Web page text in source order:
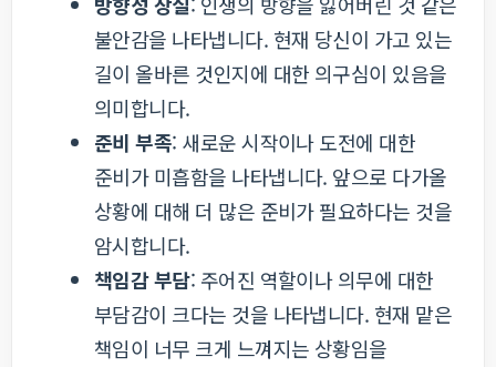
불안감을 나타냅니다. 현재 당신이 가고 있는
길이 올바른 것인지에 대한 의구심이 있음을
의미합니다.
준비 부족: 새로운 시작이나 도전에 대한
준비가 미흡함을 나타냅니다. 앞으로 다가올
상황에 대해 더 많은 준비가 필요하다는 것을
암시합니다.
책임감 부담: 주어진 역할이나 의무에 대한
부담감이 크다는 것을 나타냅니다. 현재 맡은
책임이 너무 크게 느껴지는 상황임을